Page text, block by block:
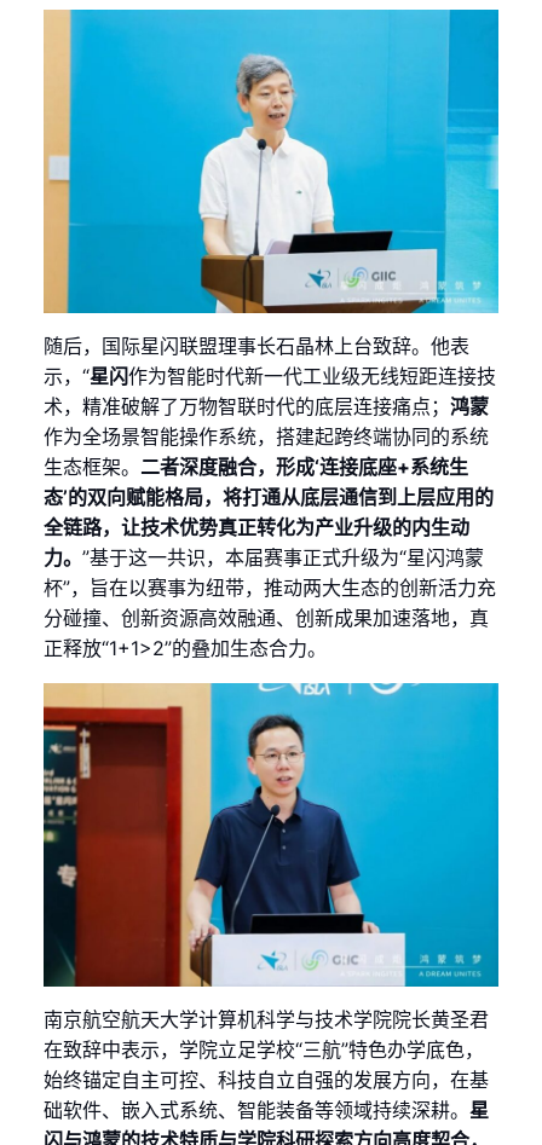
随后，国际星闪联盟理事长石晶林上台致辞。他表
示，“星闪作为智能时代新一代工业级无线短距连接技
术，精准破解了万物智联时代的底层连接痛点； 鸿蒙
作为全场景智能操作系统，搭建起跨终端协同的系统
生态框架。 二者深度融合，形成‘连接底座+系统生
态’的双向赋能格局，将打通从底层通信到上层应用的
全链路，让技术优势真正转化为产业升级的内生动
力。 ”基于这一共识，本届赛事正式升级为“星闪鸿蒙
杯”，旨在以赛事为纽带，推动两大生态的创新活力充
分碰撞、创新资源高效融通、创新成果加速落地，真
正释放“1+1>2”的叠加生态合力。
南京航空航天大学计算机科学与技术学院院长黄圣君
在致辞中表示，学院立足学校“三航”特色办学底色，
始终锚定自主可控、科技自立自强的发展方向，在基
础软件、嵌入式系统、智能装备等领域持续深耕。 星